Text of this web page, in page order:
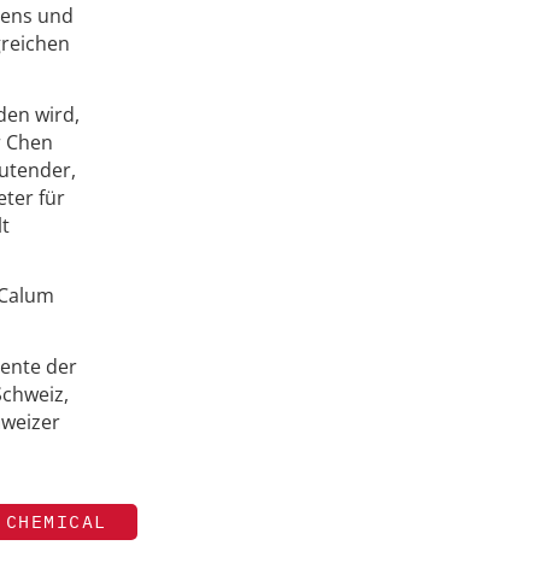
und
wird,
für
der
CHEMICAL